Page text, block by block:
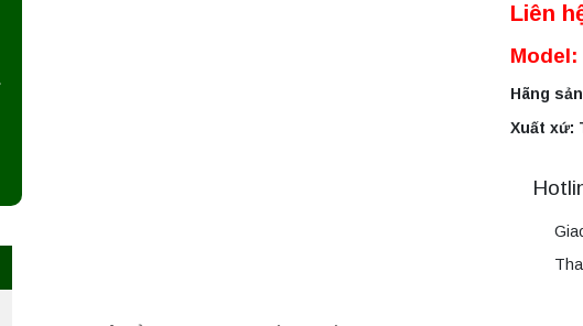
Liên
Model:
Hãng
Xuất xứ: